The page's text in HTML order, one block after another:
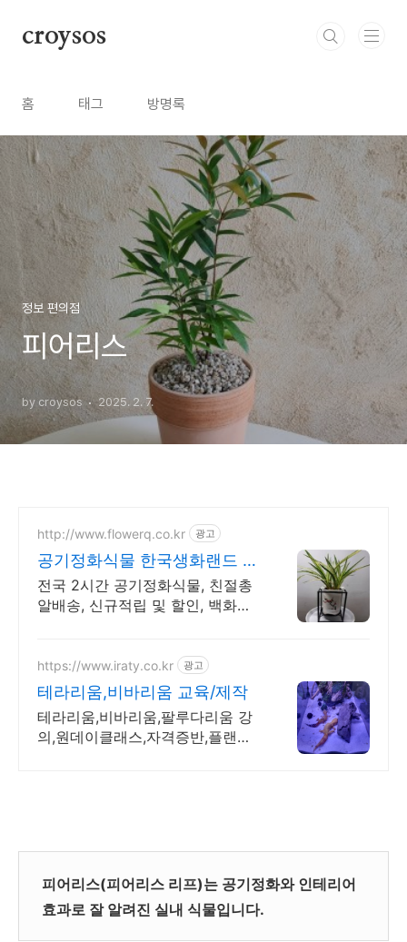
croysos
홈 태그 방명록
정보 편의점
피어리스
by croysos 2025. 2. 7.
http://www.flowerq.co.kr 광고
공기정화식물 한국생화랜드 전
국꽃배달 총알배송
전국 2시간 공기정화식물, 친절총
알배송, 신규적립 및 할인, 백화점
https://www.iraty.co.kr 광고
테라리움,비바리움 교육/제작
테라리움,비바리움,팔루다리움 강
의,원데이클래스,자격증반,플랜테
피어리스(피어리스 리프)는 공기정화와 인테리어
효과로 잘 알려진 실내 식물입니다.